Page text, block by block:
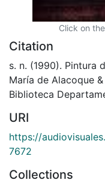
Click on
Citation
s. n. (1990). Pintura
María de Alacoque
Biblioteca
URI
https://
7672
Collections